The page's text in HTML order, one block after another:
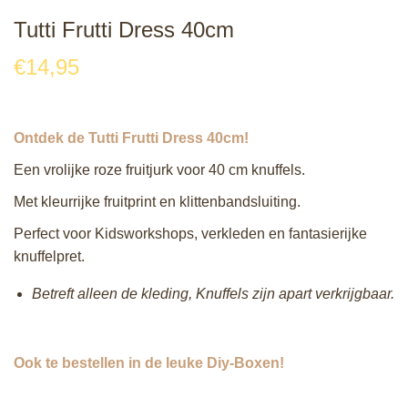
Tutti Frutti Dress 40cm
€14,95
Ontdek de Tutti Frutti Dress 40cm!
Een vrolijke roze fruitjurk voor 40 cm knuffels.
Met kleurrijke fruitprint en klittenbandsluiting.
Perfect voor Kidsworkshops, verkleden en fantasierijke
knuffelpret.
Betreft alleen de kleding, Knuffels zijn apart verkrijgbaar.
Ook te bestellen in de leuke Diy-Boxen!